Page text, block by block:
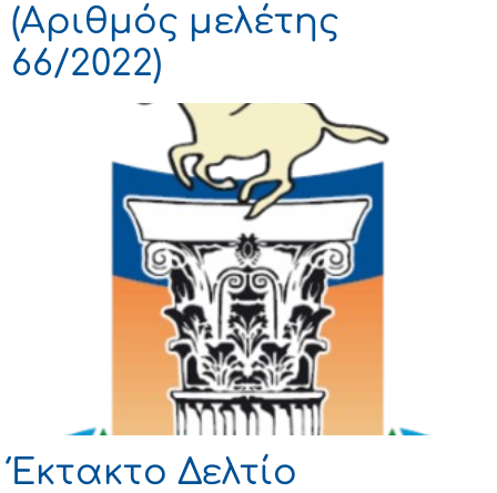
(Αριθμός μελέτης
66/2022)
Έκτακτο Δελτίο